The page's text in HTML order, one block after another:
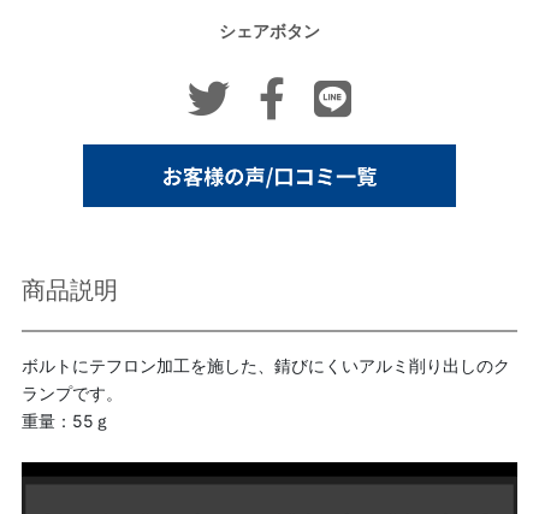
シェアボタン
商品説明
ボルトにテフロン加工を施した、錆びにくいアルミ削り出しのク
ランプです。
重量：55ｇ